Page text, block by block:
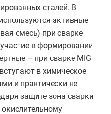
сталей. В
активные
смесь) при сварке
в формировании
– при сварке MIG
в химическое
и практически не
защите зона сварки
окислительному